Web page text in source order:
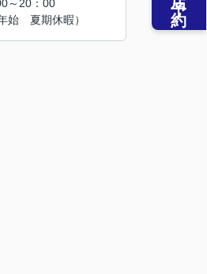
～20：00
始 夏期休暇）